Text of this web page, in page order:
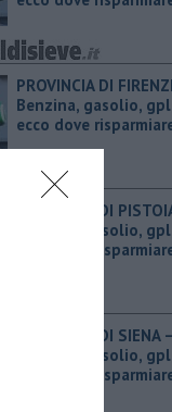
PROVINCIA DI
Benzina, gasolio,
ecco dove
PROVINCIA DI
Benzina, gasolio,
ecco dove
PROVINCIA DI SIENA
Benzina, gasolio,
ecco dove